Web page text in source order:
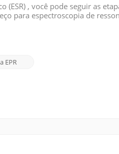
, você pode seguir as
para espectroscopia de
EPR